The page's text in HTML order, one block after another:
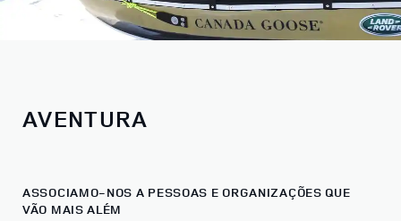
AVENTURA
ASSOCIAMO-NOS A PESSOAS E ORGANIZAÇÕES QUE
VÃO MAIS ALÉM